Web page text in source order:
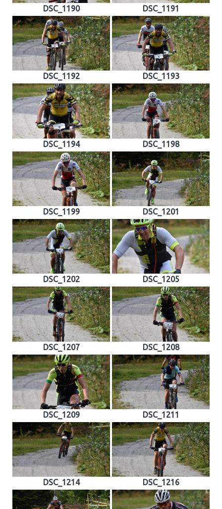
DSC_1190 DSC_1191
DSC_1192 DSC_1193
DSC_1194 DSC_1198
DSC_1199 DSC_1201
DSC_1202 DSC_1205
DSC_1207 DSC_1208
DSC_1209 DSC_1211
DSC_1214 DSC_1216